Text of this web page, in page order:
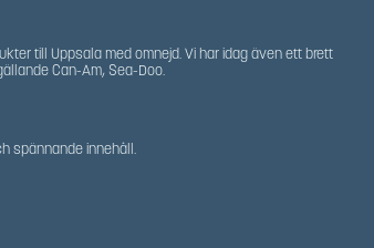
till Uppsala med omnejd. Vi har idag även ett brett
Can-Am, Sea-Doo.
spännande innehåll.